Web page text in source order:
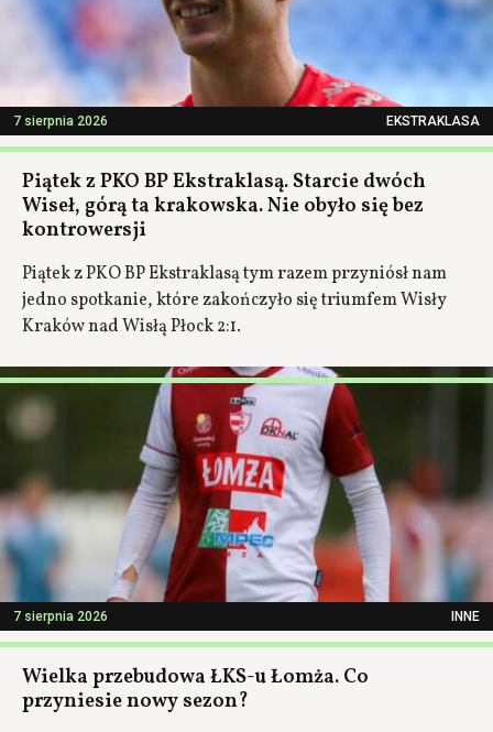
7 sierpnia 2026 EKSTRAKLASA
Piątek z PKO BP Ekstraklasą. Starcie dwóch
Wiseł, górą ta krakowska. Nie obyło się bez
kontrowersji
Piątek z PKO BP Ekstraklasą tym razem przyniósł nam
jedno spotkanie, które zakończyło się triumfem Wisły
Kraków nad Wisłą Płock 2:1.
7 sierpnia 2026 INNE
Wielka przebudowa ŁKS-u Łomża. Co
przyniesie nowy sezon?